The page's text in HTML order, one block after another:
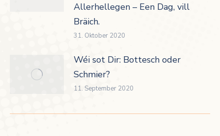
Allerhellegen – Een Dag, vill
Bräich.
31. Oktober 2020
Wéi sot Dir: Bottesch oder
Schmier?
11. September 2020